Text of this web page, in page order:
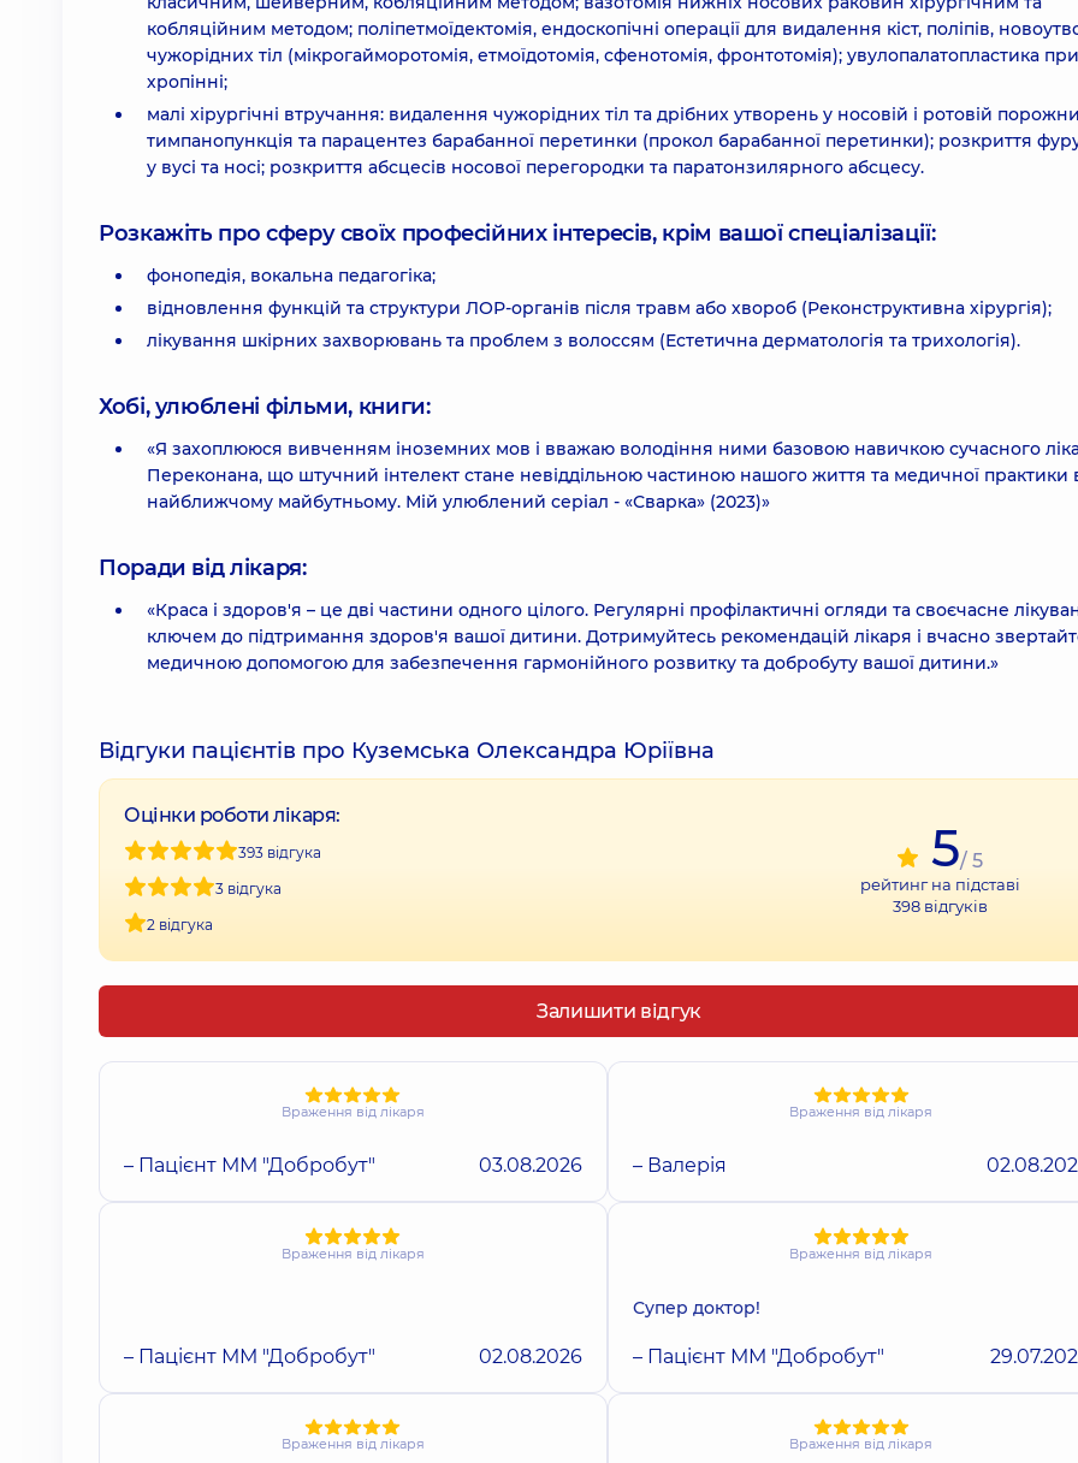
кобляційним методом; поліпетмоїдектомія, ендоскопічні операції для видалення кіст, поліпів,
чужорідних тіл (мікрогайморотомія, етмоїдотомія, сфенотомія, фронтотомія); увулопалатопластика при
хропінні;
малі хірургічні втручання: видалення чужорідних тіл та дрібних утворень у носовій і ротовій
тимпанопункція та парацентез барабанної перетинки (прокол барабанної перетинки); розкриття
у вусі та носі; розкриття абсцесів носової перегородки та паратонзилярного абсцесу.
Розкажіть про сферу своїх професійних інтересів, крім вашої спеціалізації:
фонопедія, вокальна педагогіка;
відновлення функцій та структури ЛОР-органів після травм або хвороб (Реконструктивна хірургія);
лікування шкірних захворювань та проблем з волоссям (Естетична дерматологія та трихологія).
Хобі, улюблені фільми, книги:
«Я захоплююся вивченням іноземних мов і вважаю володіння ними базовою навичкою сучасного
Переконана, що штучний інтелект стане невіддільною частиною нашого життя та медичної практики
найближчому майбутньому. Мій улюблений серіал - «Сварка» (2023)»
Поради від лікаря:
«Краса і здоров'я – це дві частини одного цілого. Регулярні профілактичні огляди та своєчасне
ключем до підтримання здоров'я вашої дитини. Дотримуйтесь рекомендацій лікаря і вчасно
медичною допомогою для забезпечення гармонійного розвитку та добробуту вашої дитини.»
Відгуки пацієнтів про Куземська Олександра Юріївна
Оцінки роботи лікаря:
393 відгука
3 відгука
2 відгука
5/ 5
рейтинг на підставі
398відгуків
Залишити відгук
Враження від лікаря
– Пацієнт ММ "Добробут" 03.08.2026
Враження від лікаря
– Валерія
Враження від лікаря
– Пацієнт ММ "Добробут" 02.08.2026
Враження від лікаря
Супер доктор!
– Пацієнт ММ "Добробут"
Враження від лікаря Враження від лікаря